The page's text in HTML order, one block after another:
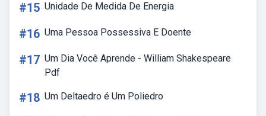
#15 Unidade De Medida De Energia
#16 Uma Pessoa Possessiva E Doente
#17 Um Dia Você Aprende - William Shakespeare
Pdf
#18 Um Deltaedro é Um Poliedro